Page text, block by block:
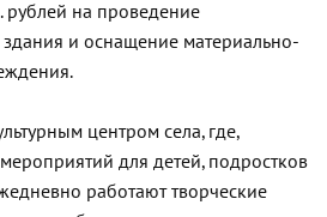
на проведение
здания и оснащение материально-
центром села, где,
для детей, подростков
работают творческие